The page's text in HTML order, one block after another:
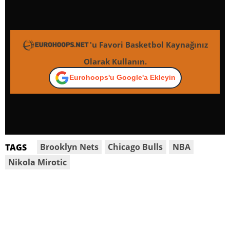
'u Favori Basketbol Kaynağınız
Olarak Kullanın.
Eurohoops'u Google'a Ekleyin
TAGS Brooklyn Nets Chicago Bulls
NBA
Nikola Mirotic